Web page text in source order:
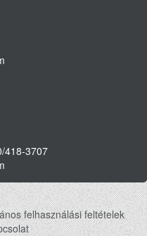
418-3707
felhasználási feltételek